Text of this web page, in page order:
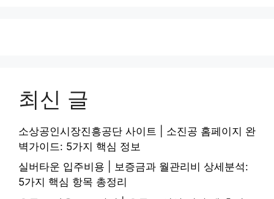
최신 글
소상공인시장진흥공단 사이트 | 소진공 홈페이지 완
벽가이드: 5가지 핵심 정보
실버타운 입주비용 | 보증금과 월관리비 상세분석:
5가지 핵심 항목 총정리